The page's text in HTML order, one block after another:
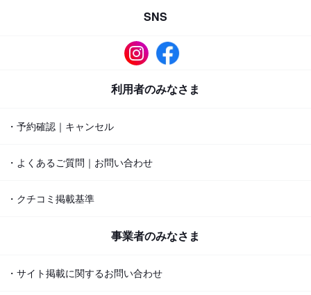
SNS
利用者のみなさま
・予約確認｜キャンセル
・よくあるご質問｜お問い合わせ
・クチコミ掲載基準
事業者のみなさま
・サイト掲載に関するお問い合わせ